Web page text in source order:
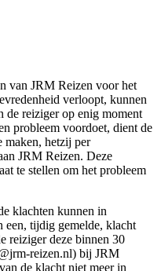
van JRM Reizen voor het
verloopt, kunnen
de reiziger op enig moment
probleem voordoet, dient de
maken, hetzij per
JRM Reizen. Deze
te stellen om het probleem
klachten kunnen in
een, tijdig gemelde, klacht
reiziger deze binnen 30
reizen.nl) bij JRM
de klacht niet meer in